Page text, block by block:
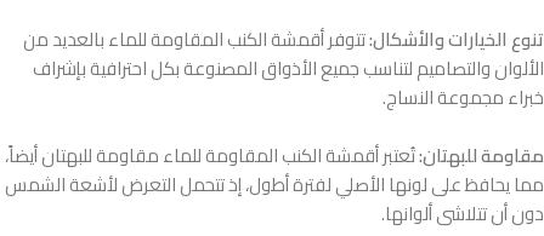
تنوع الخيارات والأشكال:تتوفر أقمشة الكنب المقاومة للماء بالعديد من
الألوان والتصاميم لتناسب جميع الأذواق المصنوعة بكل احترافية بإشراف
خبراء مجموعة النساج.
مقاومة للبهتان:تُعتبر أقمشة الكنب المقاومة للماء مقاومة للبهتان أيضاً،
مما يحافظ على لونها الأصلي لفترة أطول، إذ تتحمل التعرض لأشعة الشمس
دون أن تتلاشى ألوانها.